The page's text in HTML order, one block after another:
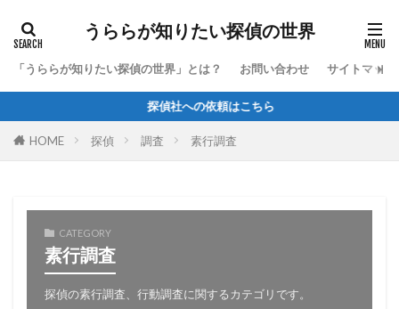
うららが知りたい探偵の世界
「うららが知りたい探偵の世界」とは？ お問い合わせ サイトマップ
探偵社への依頼はこちら
HOME 探偵 調査 素行調査
CATEGORY
素行調査
探偵の素行調査、行動調査に関するカテゴリです。